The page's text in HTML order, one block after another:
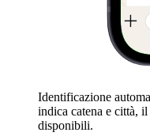
Identificazione
indica catena e città,
disponibili.